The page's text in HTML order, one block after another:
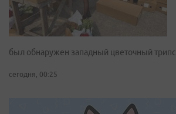
был обнаружен западный цветочный трипс
сегодня, 00:25